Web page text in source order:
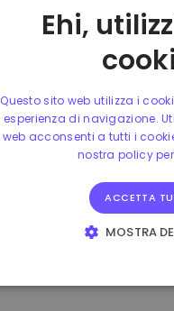
0.864596 €
-
Ehi,
Questo sito web utilizza i
esperienza di navigazione.
web acconsenti a tutti i
nostra policy
ACCETTA
MOSTRA